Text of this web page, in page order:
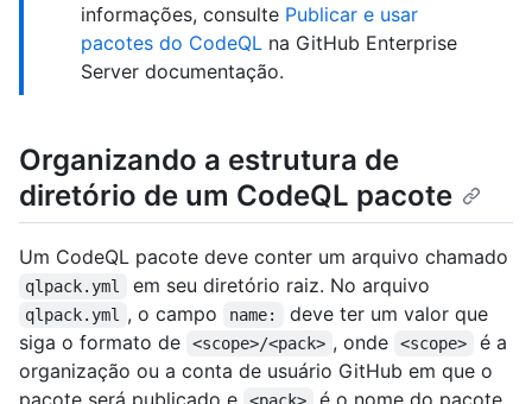
informações, consulte Publicar e usar
pacotes do CodeQL na GitHub Enterprise
Server documentação.
Organizando a estrutura de
diretório de um CodeQL pacote
Um CodeQL pacote deve conter um arquivo chamado
qlpack.yml em seu diretório raiz. No arquivo
qlpack.yml , o campo name:
deve ter um valor que
siga o formato de
<scope>/<pack> , onde <scope>
é a
organização ou a conta de usuário GitHub em que o
pacote será publicado e
é o nome do pacote.